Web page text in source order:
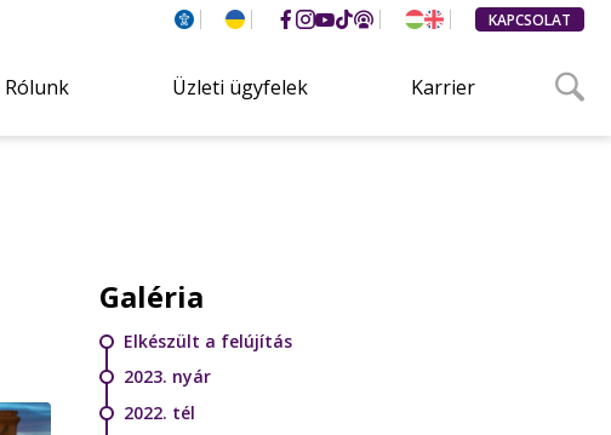
KAPCSOLAT
Rólunk Üzleti ügyfelek Karrier
Galéria
Elkészült a felújítás
2023. nyár
2022. tél